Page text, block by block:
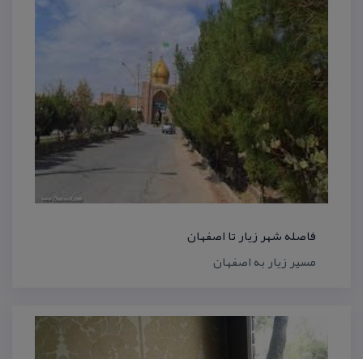
فاصله شهر زیار تا اصفهان
مسیر زیار به اصفهان